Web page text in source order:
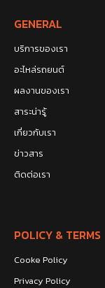
GENERAL
บริการของเรา
อะไหล่รถยนต์
ผลงานของเรา
สาระน่ารู้
เกี่ยวกับเรา
ข่าวสาร
ติดต่อเรา
POLICY & TERMS
Cooke Policy
Privacy Policy